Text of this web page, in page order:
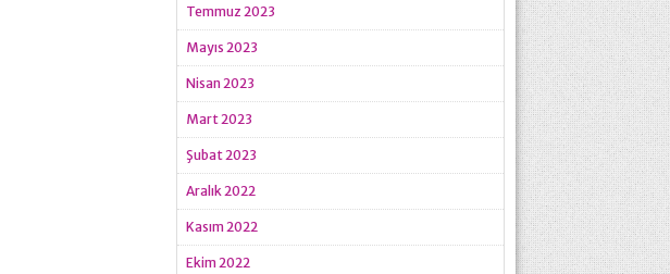
Temmuz 2023
Mayıs 2023
Nisan 2023
Mart 2023
Şubat 2023
Aralık 2022
Kasım 2022
Ekim 2022